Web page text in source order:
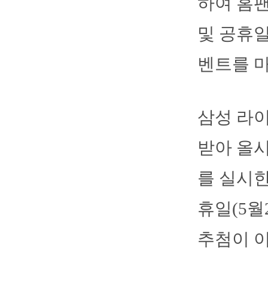
및 공휴
벤트를
삼성 라
받아 올
를 실시
휴일(5
추첨이